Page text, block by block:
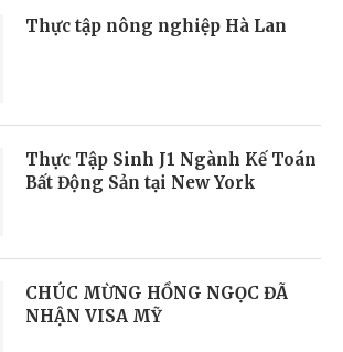
Thực tập nông nghiệp Hà Lan
Thực Tập Sinh J1 Ngành Kế Toán
Bất Động Sản tại New York
CHÚC MỪNG HỒNG NGỌC ĐÃ
NHẬN VISA MỸ